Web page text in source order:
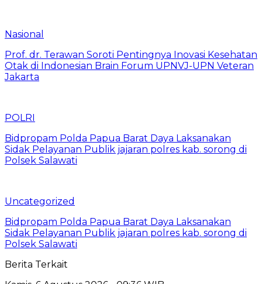
Nasional
Prof. dr. Terawan Soroti Pentingnya Inovasi Kesehatan
Otak di Indonesian Brain Forum UPNVJ-UPN Veteran
Jakarta
POLRI
Bidpropam Polda Papua Barat Daya Laksanakan
Sidak Pelayanan Publik jajaran polres kab. sorong di
Polsek Salawati
Uncategorized
Bidpropam Polda Papua Barat Daya Laksanakan
Sidak Pelayanan Publik jajaran polres kab. sorong di
Polsek Salawati
Berita Terkait